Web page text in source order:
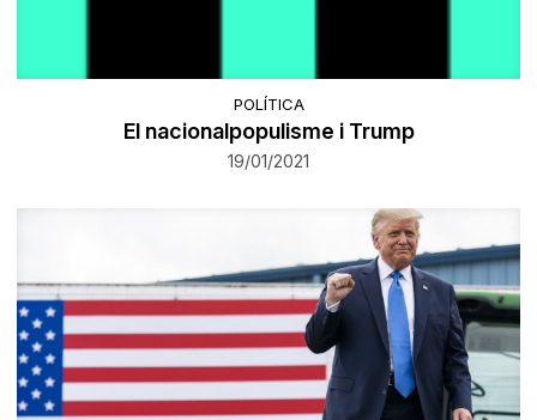
POLÍTICA
El nacionalpopulisme i Trump
19/01/2021